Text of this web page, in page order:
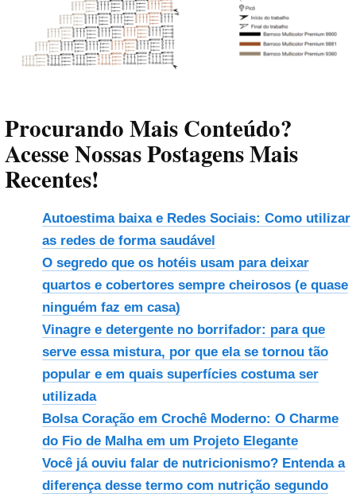
Procurando Mais Conteúdo?
Acesse Nossas Postagens Mais
Recentes!
Autoestima baixa e Redes Sociais: Como utilizar
as redes de forma saudável
O segredo que os hotéis usam para deixar
quartos e cobertores sempre cheirosos (e quase
ninguém faz em casa)
Vinagre e detergente no borrifador: para que
serve essa mistura, por que ela se tornou tão
popular e em quais superfícies costuma ser
utilizada
Bolsa Coração em Crochê Moderno: O Charme
do Fio de Malha em um Projeto Elegante
Você já ouviu falar de nutricionismo? Entenda a
diferença desse termo com nutrição segundo